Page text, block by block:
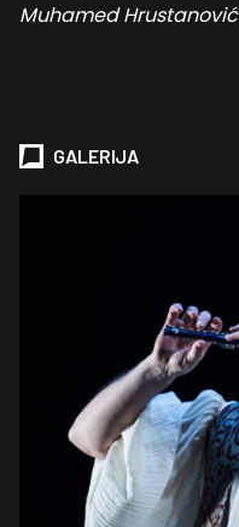
Muhamed Hrustanović
GALERIJA